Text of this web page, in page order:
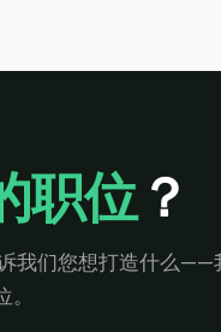
职位？
我们您想打造什么——